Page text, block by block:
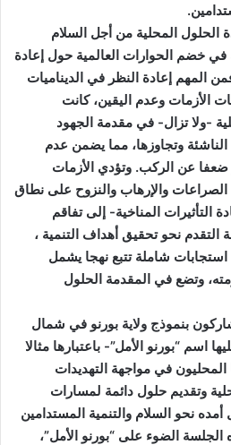
الحلول المحلية من أجل السلام
في خضم الحوارات العالمية حول إعادة
المهم إعادة النظر في الديناميات
الأزمات وعدم اليقين، كانت
-ولا تزال- في مقدمة الجهود
الناشئة وتجاوزها، مما يضمن عدم
ضعفا عن الركب. وتؤدي الأزمات
والإرهاب والنزوح على نطاق
التأثيرات المناخية- إلى تفاقم
نحو تحقيق أهداف التنمية ،
استجابات شاملة تتبع نهجا يشمل
وتضع في المقدمة الحلول
بنموذج ولاية بورنو في شمال
اسم “بورنو الأمل”- باعتبارها مثالا
في مواجهة التهديدات
وتقديم حلول دائمة لمسارات
نحو السلام والتنمية المستدامين
الضوء على “بورنو الأمل”،